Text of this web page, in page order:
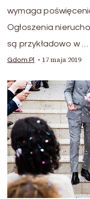
wymaga
Ogłoszenia
są przykładowo w …
Gdom.pl 17 maja 2019